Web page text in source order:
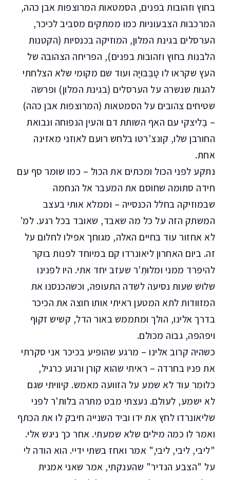
בחוץ וזהובות בפנים, הסמטאות המרוצפות אבן כהה,
המרכבות הצבעוניות כמו ממתקים מסביב לכיכר,
הערסלים בגינת המלון, המוזיקה בכנסיות (הקטנות
הלבנות בחוץ וזהובות בפנים), הפריחה הצהובה של
העץ שקראו לו טָבֶּבּוּיָה ועוד שם מקומי שלא הצלחתי
להגות שנשרה על הערסלים (בגינת המלון) ופרשׂה
שטיחים צהובים על הסמטאות (המרוצפות אבן כהה)
– בֶּליצקי עם האף השותת דם והעין הנפוחה ונבואת
החורבן שלו, קונצ'רטו בלחש רועם לאוזני מאזינה
אחת.
נתקע לפני הכול ומכתים את הכול – כמו שומר סף עם
חידה סתומה שחוסם את המעבר אל הנחמה
שבמוזיקה בחלל הכנסייה – וממלא אותי בעצב
המשתק הזה על כל מה שאבד, שאובד בכל רגע. למ’
לא אחזור עוד בחיים האלה, מגוחך אפילו לחלום על
זה. ביום האחרון ליאונרדו קם במיוחד לפנות בוקר
להיפרד ממני ומלוּתֶ'ר שעזב יחד אתי. היו לפנינו
שלוש שעות נסיעה לשדה התעופה, וכשהכנסנו את
המזוודות לתא המטען ראיתי אותו חוצה את הכיכר
בדרך אלינו, הולך ומתממש באור הדל, קשיש זקוף
ויפהפה, גבוה מכולם.
כשהיה קרוב אלינו – מרגע שהופיע בכיכר אני סקרתי
את פניו בחרדה – ראיתי שהוא קורן ורגוע כרגיל,
כלומר עוד לא שמע על הזוועה מאמש. קיוויתי שגם
לא ישמע, לעולם. נעצתי מבט מתרה בלות'ר לפני
שליאונרדו לחץ את ידו וביד השנייה חיבק לו את הכתף
ואמר לו כמה מילים שלא שמעתי. אחר כך ניגש אלי.
"ליבי, ליבי, ליבי," אמר ואחז בשתי ידיי. הוא הודה לי
על "הצבע הנדיר" שהענקתי, אמר שאני אמנית